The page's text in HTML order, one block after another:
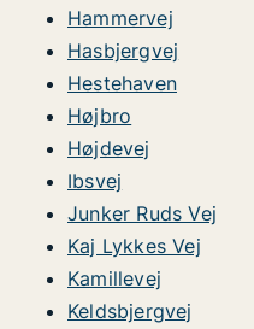
Hammervej
Hasbjergvej
Hestehaven
Højbro
Højdevej
Ibsvej
Junker Ruds Vej
Kaj Lykkes Vej
Kamillevej
Keldsbjergvej